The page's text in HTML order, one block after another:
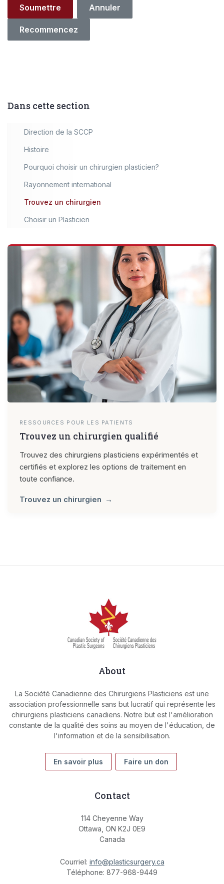
Dans cette section
Direction de la SCCP
Histoire
Pourquoi choisir un chirurgien plasticien?
Rayonnement international
Trouvez un chirurgien
Choisir un Plasticien
RESSOURCES POUR LES PATIENTS
Trouvez un chirurgien qualifié
Trouvez des chirurgiens plasticiens expérimentés et
certifiés et explorez les options de traitement en
toute confiance.
Trouvez un chirurgien
About
La Société Canadienne des Chirurgiens Plasticiens est une
association professionnelle sans but lucratif qui représente les
chirurgiens plasticiens canadiens. Notre but est l'amélioration
constante de la qualité des soins au moyen de l'éducation, de
l'information et de la sensibilisation.
En savoir plus Faire un don
Contact
114 Cheyenne Way
Ottawa, ON K2J 0E9
Canada
Courriel: info@plasticsurgery.ca
Téléphone: 877-968-9449